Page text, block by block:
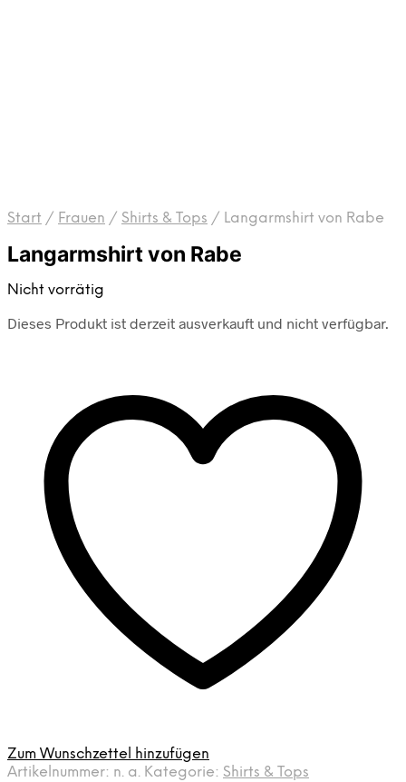
Start / Frauen / Shirts & Tops / Langarmshirt von Rabe
Langarmshirt von Rabe
Nicht vorrätig
Dieses Produkt ist derzeit ausverkauft und nicht verfügbar.
Zum Wunschzettel hinzufügen
Artikelnummer: n. a. Kategorie: Shirts & Tops